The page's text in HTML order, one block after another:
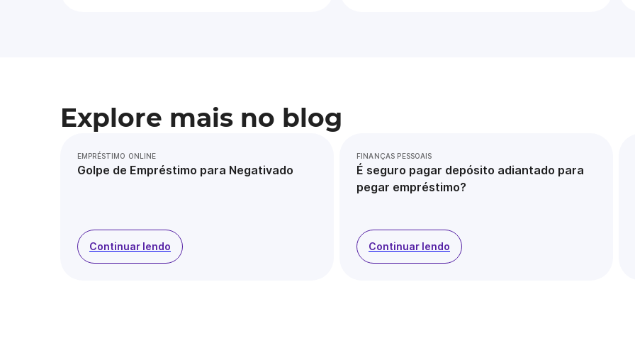
Explore mais no blog
EMPRÉSTIMO ONLINE
Golpe de Empréstimo para Negativado
Continuar lendo
FINANÇAS PESSOAIS
É seguro pagar depósito adiantado para
pegar empréstimo?
Continuar lendo